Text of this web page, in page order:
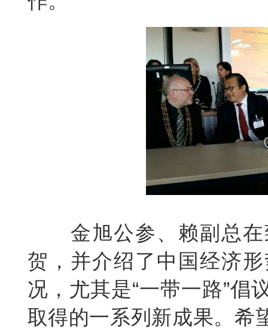
金旭公参、赖副总
贺，并介绍了中国经济
况，尤其是“一带一路”倡
取得的一系列新成果。希